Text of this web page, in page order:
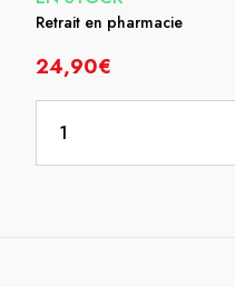
Retrait en pharmacie
24,90€